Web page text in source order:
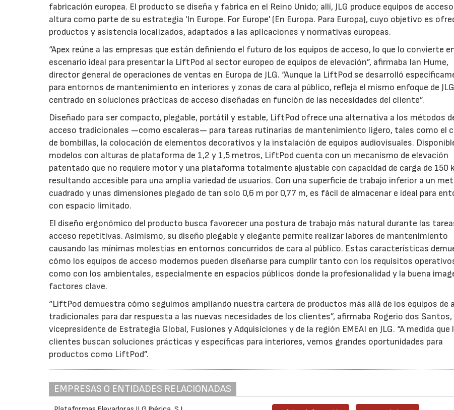
fabricación europea. El producto se diseña y fabrica en el Reino Unido; allí, JLG produce equipos de
altura como parte de su estrategia 'In Europe. For Europe' (En Europa. Para Europa), cuyo objetivo es
productos y asistencia localizados, adaptados a las aplicaciones y normativas europeas.
“Apex reúne a las empresas que están definiendo el futuro de los equipos de acceso, lo que lo convierte
escenario ideal para presentar la LiftPod al sector europeo de equipos de elevación”, afirmaba Ian Hume,
director general de operaciones de ventas en Europa de JLG. “Aunque la LiftPod se desarrolló
para entornos de mantenimiento en interiores y zonas de cara al público, refleja el mismo enfoque de JLG
centrado en soluciones prácticas de acceso diseñadas en función de las necesidades del cliente”.
Diseñado para ser compacto, plegable, portátil y estable, LiftPod ofrece una alternativa a los métodos
acceso tradicionales —como escaleras— para tareas rutinarias de mantenimiento ligero, tales como el
de bombillas, la colocación de elementos decorativos y la instalación de equipos audiovisuales.
modelos con alturas de plataforma de 1,2 y 1,5 metros, LiftPod cuenta con un mecanismo de elevación
patentado que no requiere motor y una plataforma totalmente ajustable con capacidad de carga de 150
resultando accesible para una amplia variedad de usuarios. Con una superficie de trabajo inferior a un
cuadrado y unas dimensiones plegado de tan solo 0,6 m por 0,77 m, es fácil de almacenar e ideal para
con espacio limitado.
El diseño ergonómico del producto busca favorecer una postura de trabajo más natural durante las
acceso repetitivas. Asimismo, su diseño plegable y elegante permite realizar labores de mantenimiento
causando las mínimas molestias en entornos concurridos de cara al público. Estas características
cómo los equipos de acceso modernos pueden diseñarse para cumplir tanto con los requisitos
como con los ambientales, especialmente en espacios públicos donde la profesionalidad y la buena
factores clave.
“LiftPod demuestra cómo seguimos ampliando nuestra cartera de productos más allá de los equipos de
tradicionales para dar respuesta a las nuevas necesidades de los clientes”, afirmaba Rogerio dos Santos,
vicepresidente de Estrategia Global, Fusiones y Adquisiciones y de la región EMEAI en JLG. “A medida que
clientes buscan soluciones prácticas y específicas para interiores, vemos grandes oportunidades para
productos como LiftPod”.
EMPRESAS O ENTIDADES RELACIONADAS